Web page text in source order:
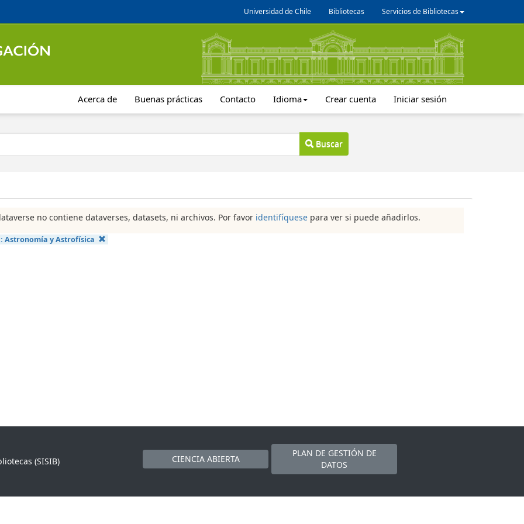
Universidad de Chile Bibliotecas Servicios de Bibliotecas
Acerca de Buenas prácticas Contacto Idioma Crear cuenta Iniciar sesión
Buscar
no contiene dataverses, datasets, ni archivos. Por favor identifíquese para ver si puede añadirlos.
Astronomía y Astrofísica
(SISIB)
CIENCIA ABIERTA
PLAN DE GESTIÓN DE
DATOS